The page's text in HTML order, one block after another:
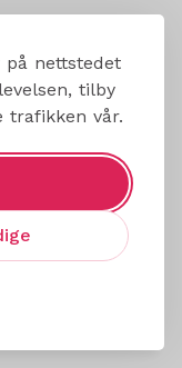
nettstedet
tilby
trafikken vår.